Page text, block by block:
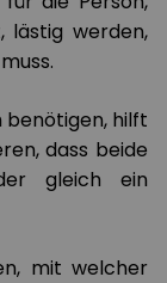
lästig werden,
benötigen, hilft
dass beide
gleich ein
mit welcher